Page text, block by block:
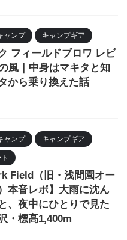
ャンプ キャンプギア
フィールドブロワ レビ
風｜中身はマキタと知
から乗り換えた話
ャンプ キャンプギア
Field（旧・浅間園オー
本音レポ】大雨に沈ん
、夜中にひとりで見た
・標高1,400m